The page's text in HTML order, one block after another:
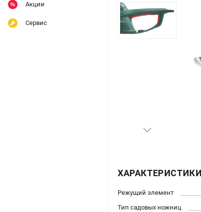
Акции
Сервис
Режущий элемент
Тип садовых ножниц